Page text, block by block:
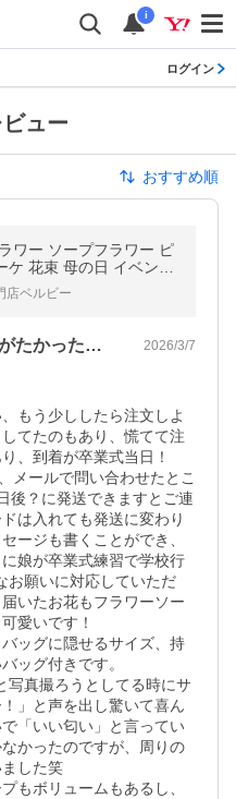
i
ログイン
ュー
おすすめ順
ワー ソープフラワー ピ
ケ 花束 母の日 イベント
退職祝い 卒業式 敬老
昇進
店ベルビー
すごく可愛く、対応もありがたかったです！ 2026/3/7
もう少ししたら注文しよ
てたのもあり、慌てて注
、到着が卒業式当日！
メールで問い合わせたとこ
後？に発送できますとご連
は入れても発送に変わり
ージも書くことができ、
娘が卒業式練習で学校行
お願いに対応していただ
いたお花もフラワーソー
愛いです！
ッグに隠せるサイズ、持
ッグ付きです。
写真撮ろうとしてる時にサ
」と声を出し驚いて喜ん
「いい匂い」と言ってい
かったのですが、周りの
した笑
もボリュームもあるし、